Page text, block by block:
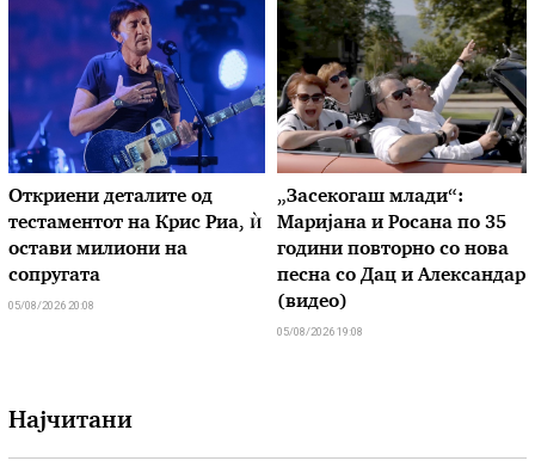
Откриени деталите од
тестаментот на Крис Риа, ѝ
остави милиони на
сопругата
05/08/2026 20:08
„Засекогаш млади“:
Маријана и Росана по 35
години повторно со нова
песна со Дац и Александар
(видео)
05/08/2026 19:08
Најчитани